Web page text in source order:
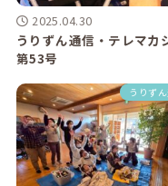
2025.04.30
うりずん通信・テレマカ
第53号
うりず